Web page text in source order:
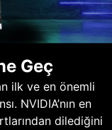
Geç
ilk ve en önemli
NVIDIA’nın en
dilediğini